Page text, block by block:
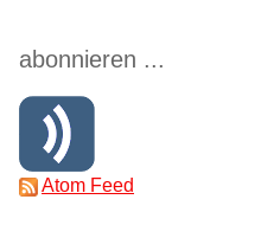
abonnieren ...
Atom Feed